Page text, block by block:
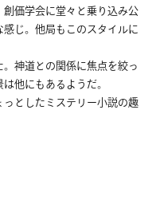
価学会に堂々と乗り込み公
じ。他局もこのスタイルに
神道との関係に焦点を絞っ
他にもあるようだ。
としたミステリー小説の趣